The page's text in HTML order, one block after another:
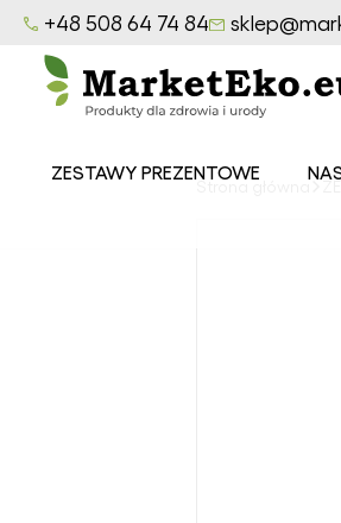
+48 508 64 74 84
ZESTAWY PREZENTOWE
Strona główna